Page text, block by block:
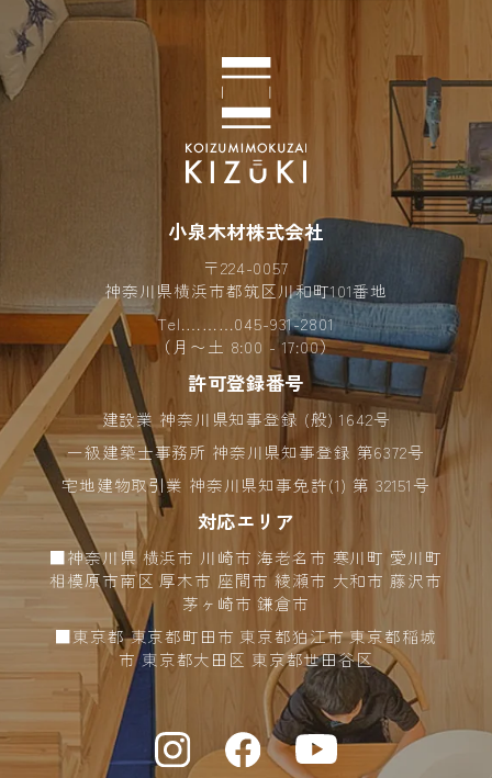
小泉木材株式会社
〒224-0057
神奈川県横浜市都筑区川和町101番地
Tel.………045-931-2801
（月〜土 8:00 - 17:00）
許可登録番号
建設業 神奈川県知事登録 (般) 1642号
一級建築士事務所 神奈川県知事登録 第6372号
宅地建物取引業 神奈川県知事免許(1) 第 32151号
対応エリア
■神奈川県 横浜市 川崎市 海老名市 寒川町 愛川町
相模原市南区 厚木市 座間市 綾瀬市 大和市 藤沢市
茅ヶ崎市 鎌倉市
■東京都 東京都町田市 東京都狛江市 東京都稲城
市 東京都大田区 東京都世田谷区